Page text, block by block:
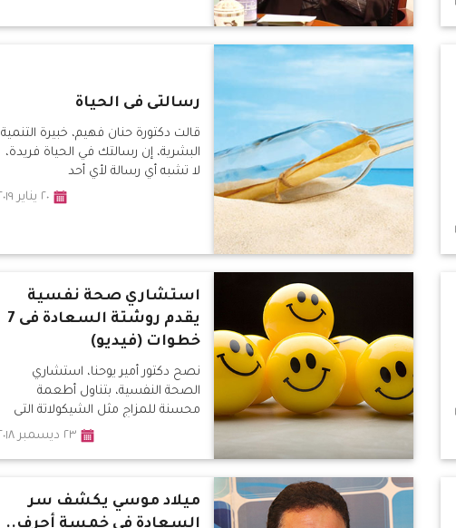
رسالتى فى الحياة
قالت دكتورة حنان فهيم، خبيرة التنمية
البشرية، إن رسالتك في الحياة فريدة،
لا تشبه أي رسالة لأي أحد
٢٠ يناير ٢٠١٩
استشاري صحة نفسية
يقدم روشتة السعادة فى 7
خطوات (فيديو)
نصح دكتور أمير يوحنا، استشاري
الصحة النفسية، بتناول أطعمة
محسنة للمزاج مثل الشيكولاتة التى
٢٣ ديسمبر ٢٠١٨
ميلاد موسي يكشف سر
السعادة فى خمسة أحرف..